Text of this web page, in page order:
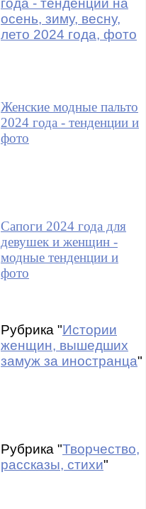
осень, зиму, весну,
лето 2024 года, фото
Женские модные пальто
2024 года - тенденции и
фото
Сапоги 2024 года для
девушек и женщин -
модные тенденции и
фото
Рубрика "Истории
женщин, вышедших
замуж за иностранца"
Рубрика "Творчество,
рассказы, стихи"